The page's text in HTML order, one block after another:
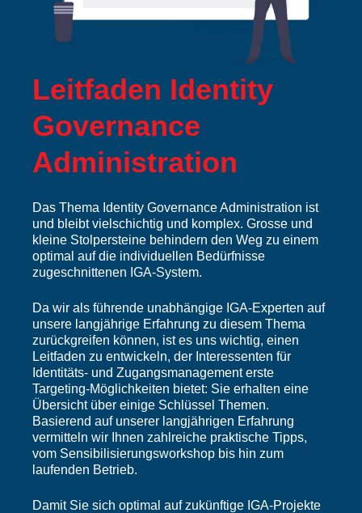
Leitfaden Identity
Governance
Administration
Das Thema Identity Governance Administration ist
und bleibt vielschichtig und komplex. Grosse und
kleine Stolpersteine ​​behindern den Weg zu einem
optimal auf die individuellen Bedürfnisse
zugeschnittenen IGA-System.
Da wir als führende unabhängige IGA-Experten auf
unsere langjährige Erfahrung zu diesem Thema
zurückgreifen können, ist es uns wichtig, einen
Leitfaden zu entwickeln, der Interessenten für
Identitäts- und Zugangsmanagement erste
Targeting-Möglichkeiten bietet: Sie erhalten eine
Übersicht über einige Schlüssel Themen.
Basierend auf unserer langjährigen Erfahrung
vermitteln wir Ihnen zahlreiche praktische Tipps,
vom Sensibilisierungsworkshop bis hin zum
laufenden Betrieb.
Damit Sie sich optimal auf zukünftige IGA-Projekte